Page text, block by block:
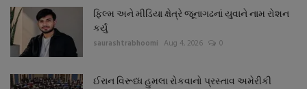
ફિલ્મ અને મીડિયા ક્ષેત્રે જૂનાગઢનાં યુવાને નામ રોશન
કર્યું
saurashtrabhoomi Aug 4, 2026 0
ઈરાન વિરૂધ્ધ હુમલા રોકવાનો પ્રસ્તાવ અમેરીકી